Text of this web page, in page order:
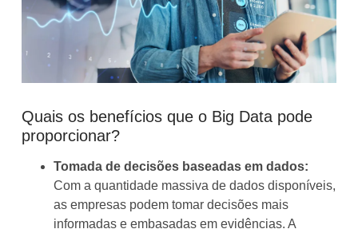
Quais os benefícios que o Big Data pode
proporcionar?
Tomada de decisões baseadas em dados:
Com a quantidade massiva de dados disponíveis,
as empresas podem tomar decisões mais
informadas e embasadas em evidências. A